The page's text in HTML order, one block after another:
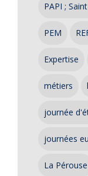
PAPI ;
PEM
Expertise
métiers
journée
journées
La Pérouse